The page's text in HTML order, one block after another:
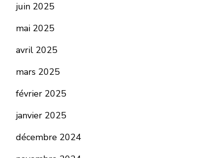
juin 2025
mai 2025
avril 2025
mars 2025
février 2025
janvier 2025
décembre 2024